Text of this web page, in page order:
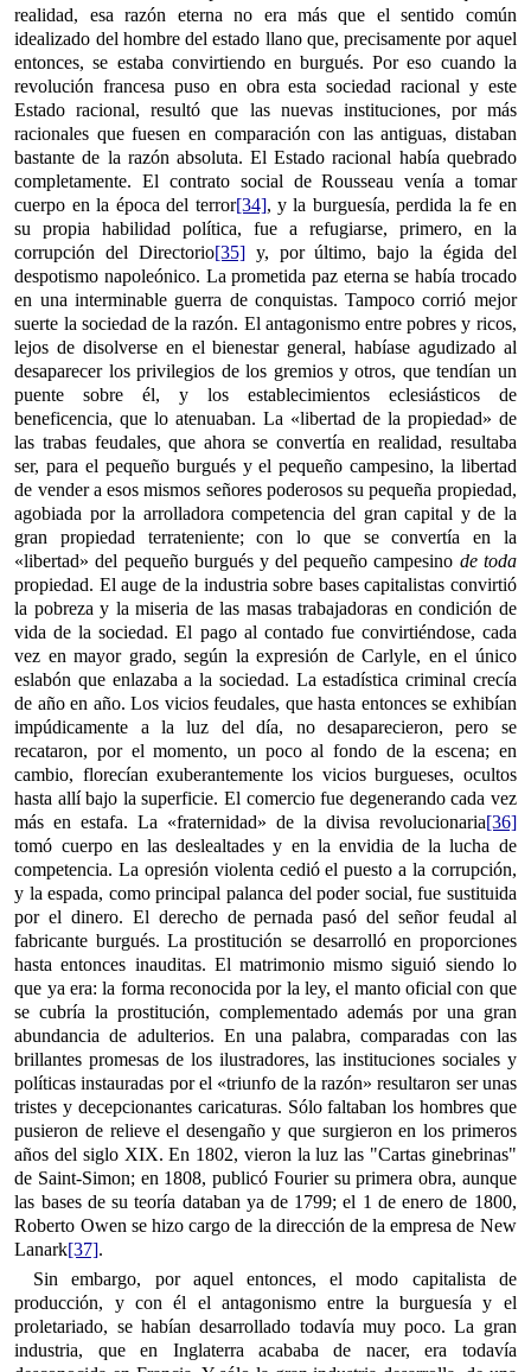
realidad, esa razón eterna no era más que el sentido común
idealizado del hombre del estado llano que, precisamente por aquel
entonces, se estaba convirtiendo en burgués. Por eso cuando la
revolución francesa puso en obra esta sociedad racional y este
Estado racional, resultó que las nuevas instituciones, por más
racionales que fuesen en comparación con las antiguas, distaban
bastante de la razón absoluta. El Estado racional había quebrado
completamente. El contrato social de Rousseau venía a tomar
cuerpo en la época del terror[34], y la burguesía, perdida la fe en
su propia habilidad política, fue a refugiarse, primero, en la
corrupción del Directorio[35]y, por último, bajo la égida del
despotismo napoleónico. La prometida paz eterna se había trocado
en una interminable guerra de conquistas. Tampoco corrió mejor
suerte la sociedad de la razón. El antagonismo entre pobres y ricos,
lejos de disolverse en el bienestar general, habíase agudizado al
desaparecer los privilegios de los gremios y otros, que tendían un
puente sobre él, y los establecimientos eclesiásticos de
beneficencia, que lo atenuaban. La «libertad de la propiedad» de
las trabas feudales, que ahora se convertía en realidad, resultaba
ser, para el pequeño burgués y el pequeño campesino, la libertad
de vender a esos mismos señores poderosos su pequeña propiedad,
agobiada por la arrolladora competencia del gran capital y de la
gran propiedad terrateniente; con lo que se convertía en la
«libertad» del pequeño burgués y del pequeño campesino de toda
propiedad. El auge de la industria sobre bases capitalistas convirtió
la pobreza y la miseria de las masas trabajadoras en condición de
vida de la sociedad. El pago al contado fue convirtiéndose, cada
vez en mayor grado, según la expresión de Carlyle, en el único
eslabón que enlazaba a la sociedad. La estadística criminal crecía
de año en año. Los vicios feudales, que hasta entonces se exhibían
impúdicamente a la luz del día, no desaparecieron, pero se
recataron, por el momento, un poco al fondo de la escena; en
cambio, florecían exuberantemente los vicios burgueses, ocultos
hasta allí bajo la superficie. El comercio fue degenerando cada vez
más en estafa. La «fraternidad» de la divisa revolucionaria[36]
tomó cuerpo en las deslealtades y en la envidia de la lucha de
competencia. La opresión violenta cedió el puesto a la corrupción,
y la espada, como principal palanca del poder social, fue sustituida
por el dinero. El derecho de pernada pasó del señor feudal al
fabricante burgués. La prostitución se desarrolló en proporciones
hasta entonces inauditas. El matrimonio mismo siguió siendo lo
que ya era: la forma reconocida por la ley, el manto oficial con que
se cubría la prostitución, complementado además por una gran
abundancia de adulterios. En una palabra, comparadas con las
brillantes promesas de los ilustradores, las instituciones sociales y
políticas instauradas por el «triunfo de la razón» resultaron ser unas
tristes y decepcionantes caricaturas. Sólo faltaban los hombres que
pusieron de relieve el desengaño y que surgieron en los primeros
años del siglo XIX. En 1802, vieron la luz las "Cartas ginebrinas"
de Saint-Simon; en 1808, publicó Fourier su primera obra, aunque
las bases de su teoría databan ya de 1799; el 1 de enero de 1800,
Roberto Owen se hizo cargo de la dirección de la empresa de New
Lanark[37].
Sin embargo, por aquel entonces, el modo capitalista de
producción, y con él el antagonismo entre la burguesía y el
proletariado, se habían desarrollado todavía muy poco. La gran
industria, que en Inglaterra acababa de nacer, era todavía